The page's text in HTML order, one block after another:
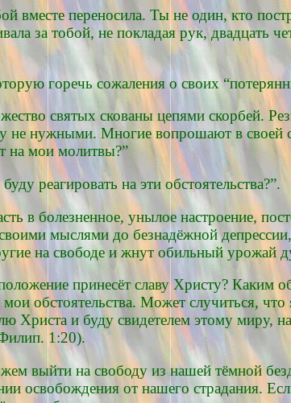
вместе переносила. Ты не один, кто
за тобой, не покладая рук, двадцать
горечь сожаления о своих
святых скованы цепями скорбей.
не нужными. Многие вопрошают в своей
на мои молитвы?”
реагировать на эти обстоятельства?”.
в болезненное, унылое настроение,
мыслями до безнадёжной
на свободе и жнут обильный урожай
принесёт славу Христу? Каким
обстоятельства. Может случиться,
Христа и буду свидетелем этому миру,
1:20).
выйти на свободу из нашей тёмной
освобождения от нашего страдания.